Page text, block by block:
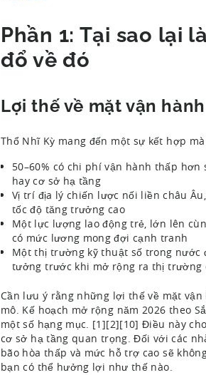
Phần 1: Tại sao lại
đổ về đó
Lợi thế về mặt vận hành
Thổ Nhĩ Kỳ mang đến một sự kết hợp
50–60% có chi phí vận hành thấp
hay cơ sở hạ tầng
Vị trí địa lý chiến lược nối liền châu
tốc độ tăng trưởng cao
Một lực lượng lao động trẻ, lớn lên
có mức lương mong đợi cạnh tranh
Một thị trường kỹ thuật số trong
tưởng trước khi mở rộng ra thị trường
Cần lưu ý rằng những lợi thế về mặt
mô. Kế hoạch mở rộng năm 2026 theo
một số hạng mục. [1][2][10] Điều này
cơ sở hạ tầng quan trọng. Đối với các
bão hòa thấp và mức hỗ trợ cao sẽ
bạn có thể hưởng lợi như thế nào.